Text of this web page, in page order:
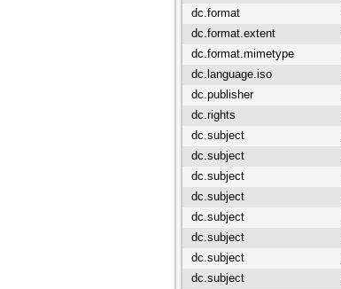
dc.format
dc.format.extent
dc.format.mimetype
dc.language.iso
dc.publisher
dc.rights
dc.subject
dc.subject
dc.subject
dc.subject
dc.subject
dc.subject
dc.subject
dc.subject